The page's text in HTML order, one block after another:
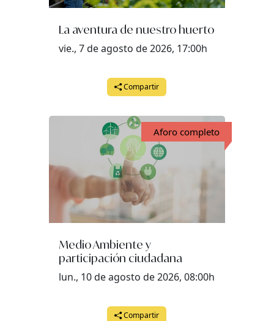
La aventura de nuestro huerto
vie., 7 de agosto de 2026, 17:00h
Compartir
Aforo completo
Medio Ambiente y
participación ciudadana
lun., 10 de agosto de 2026, 08:00h
Compartir